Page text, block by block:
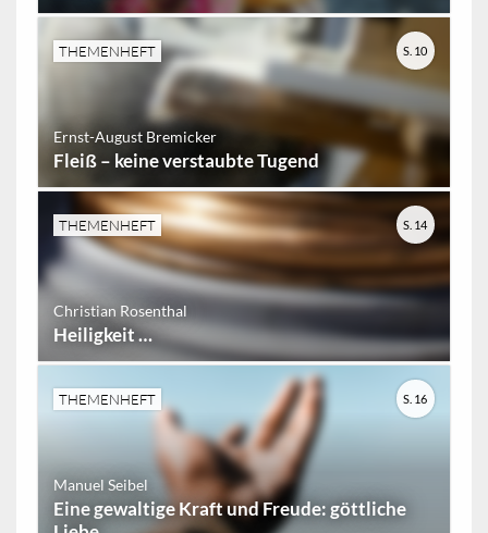
THEMENHEFT
Ernst-August Bremicker
Fleiß – keine verstaubte Tugend
S. 10
THEMENHEFT
Christian Rosenthal
Heiligkeit …
S. 14
THEMENHEFT
Manuel Seibel
Eine gewaltige Kraft und Freude: göttliche
S. 16